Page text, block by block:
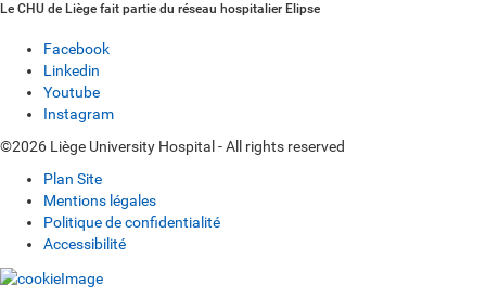
Le CHU de Liège fait partie du réseau hospitalier Elipse
Facebook
Linkedin
Youtube
Instagram
©2026 Liège University Hospital - All rights reserved
Plan Site
Mentions légales
Politique de confidentialité
Accessibilité